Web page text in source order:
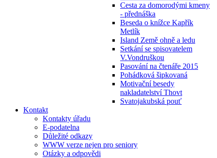
Cesta za domorodými kmeny
- přednáška
Beseda o knížce Kapřík
Metlík
Island Země ohně a ledu
Setkání se spisovatelem
V.Vondruškou
Pasování na čtenáře 2015
Pohádková šipkovaná
Motivační besedy
nakladatelství Thovt
Svatojakubská pouť
Kontakt
Kontakty úřadu
E-podatelna
Důležité odkazy
WWW verze nejen pro seniory
Otázky a odpovědi